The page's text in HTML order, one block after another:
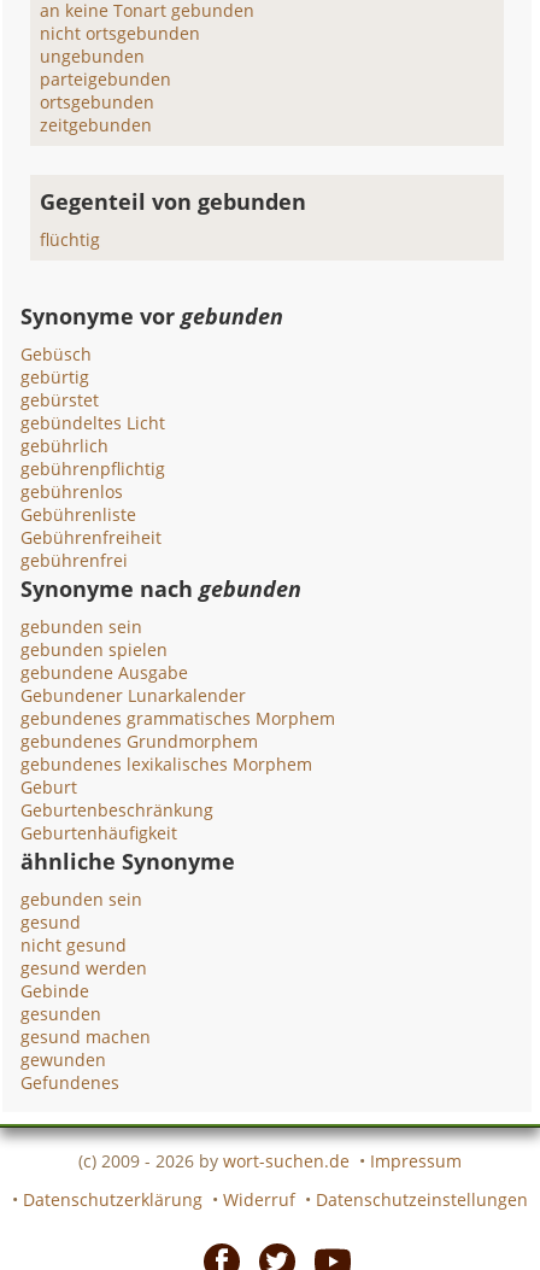
an keine Tonart gebunden
nicht ortsgebunden
ungebunden
parteigebunden
ortsgebunden
zeitgebunden
Gegenteil von gebunden
flüchtig
Synonyme vorgebunden
Gebüsch
gebürtig
gebürstet
gebündeltes Licht
gebührlich
gebührenpflichtig
gebührenlos
Gebührenliste
Gebührenfreiheit
gebührenfrei
Synonyme nachgebunden
gebunden sein
gebunden spielen
gebundene Ausgabe
Gebundener Lunarkalender
gebundenes grammatisches Morphem
gebundenes Grundmorphem
gebundenes lexikalisches Morphem
Geburt
Geburtenbeschränkung
Geburtenhäufigkeit
ähnliche Synonyme
gebunden sein
gesund
nicht gesund
gesund werden
Gebinde
gesunden
gesund machen
gewunden
Gefundenes
(c) 2009 - 2026 by wort-suchen.de • Impressum
• Datenschutzerklärung • Widerruf • Datenschutzeinstellungen